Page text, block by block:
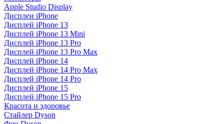
Apple Studio Display
Дисплеи iPhone
Дисплей iPhone 13
Дисплей iPhone 13 Mini
Дисплей iPhone 13 Pro
Дисплей iPhone 13 Pro Max
Дисплей iPhone 14
Дисплей iPhone 14 Pro Max
Дисплей iPhone 14 Pro
Дисплей iPhone 15
Дисплей iPhone 15 Pro
Красота и здоровье
Стайлер Dyson